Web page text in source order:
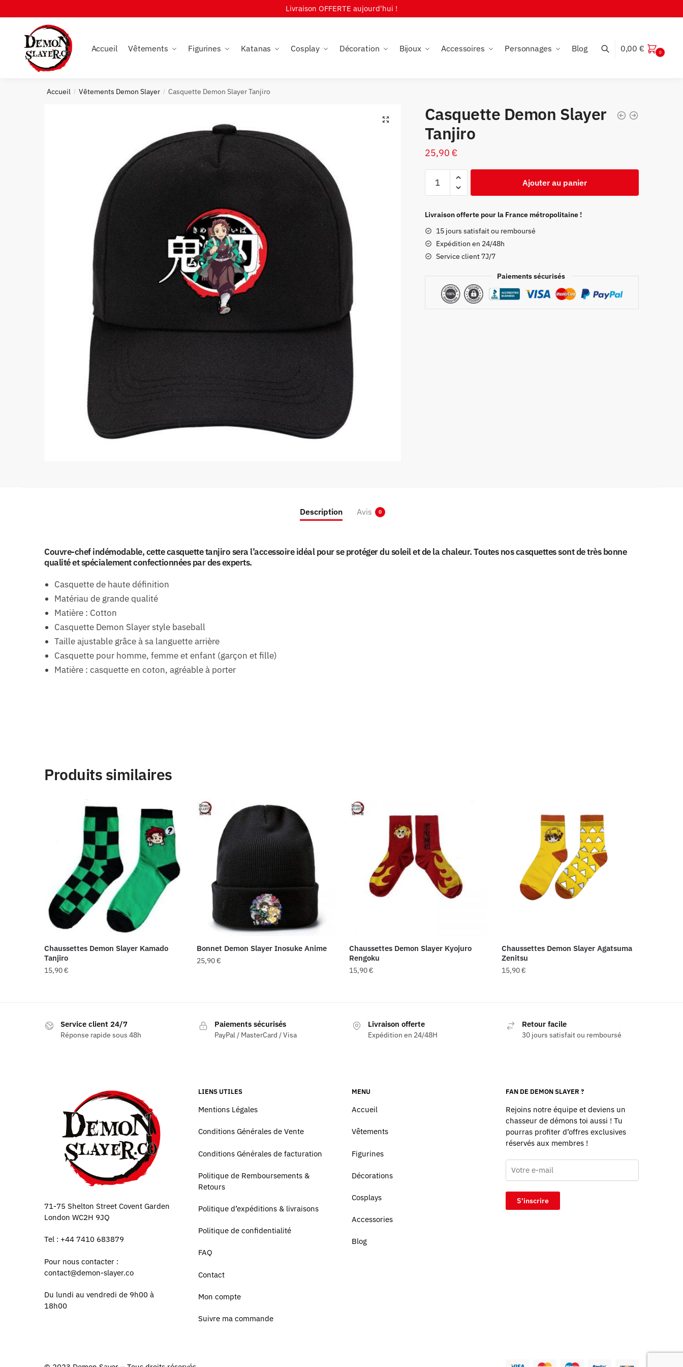
to
navigation
to
Livraison OFFERTE aujourd'hui !
Accueil Vêtements Figurines Katanas Cosplay Décoration Bijoux Accessoires Personnages Blog 0,00 € 0
Accueil / Vêtements Demon Slayer / Casquette Demon Slayer Tanjiro
🔍
Casquette Demon Slayer
Tanjiro
25,90 €
Demon
Slayer
Tanjiro
Ajouter au panier
Livraison offerte pour la France métropolitaine !
15 jours satisfait ou remboursé
Expédition en 24/48h
Service client 7J/7
Paiements sécurisés
Description Avis 0
Couvre-chef indémodable, cette casquette tanjiro sera l’accessoire idéal pour se protéger du soleil et de la chaleur. Toutes nos casquettes sont de très bonne
qualité et spécialement confectionnées par des experts.
Casquette de haute définition
Matériau de grande qualité
Matière : Cotton
Casquette Demon Slayer style baseball
Taille ajustable grâce à sa languette arrière
Casquette pour homme, femme et enfant (garçon et fille)
Matière : casquette en coton, agréable à porter
Produits similaires
Chaussettes Demon Slayer Kamado
Tanjiro
15,90€
Bonnet Demon Slayer Inosuke Anime
25,90€
Chaussettes Demon Slayer Kyojuro
Rengoku
15,90€
Chaussettes Demon Slayer Agatsuma
Zenitsu
15,90€
Service client 24/7
Réponse rapide sous 48h
Paiements sécurisés
PayPal / MasterCard / Visa
Livraison offerte
Expédition en 24/48H
Retour facile
30 jours satisfait ou remboursé
71-75 Shelton Street Covent Garden
London WC2H 9JQ
Tel : +44 7410 683879
Pour nous contacter :
contact@demon-slayer.co
Du lundi au vendredi de 9h00 à
18h00
LIENS UTILES
Mentions Légales
Conditions Générales de Vente
Conditions Générales de facturation
Politique de Remboursements &
Retours
Politique d’expéditions & livraisons
Politique de confidentialité
FAQ
Contact
Mon compte
Suivre ma commande
MENU
Accueil
Vêtements
Figurines
Décorations
Cosplays
Accessories
Blog
FAN DE DEMON SLAYER ?
Rejoins notre équipe et deviens un
chasseur de démons toi aussi ! Tu
pourras profiter d’offres exclusives
réservés aux membres !